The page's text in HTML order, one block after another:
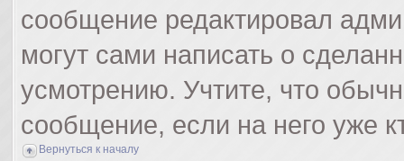
сообщение редактировал
могут сами написать о
усмотрению. Учтите, что
сообщение, если на него уже
Вернуться к началу